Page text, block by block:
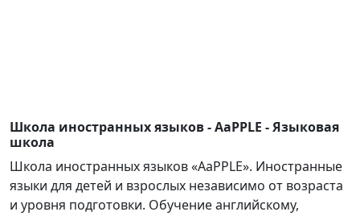
Школа иностранных языков - AaPPLE - Языковая
школа
Школа иностранных языков «AaPPLE». Иностранные
языки для детей и взрослых независимо от возраста
и уровня подготовки. Обучение английскому,